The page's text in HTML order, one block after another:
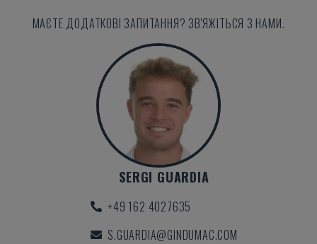
МАЄТЕ ДОДАТКОВІ ЗАПИТАННЯ? ЗВ'ЯЖІТЬСЯ З НАМИ.
SERGI GUARDIA
+49 162 4027635
S.GUARDIA@GINDUMAC.COM